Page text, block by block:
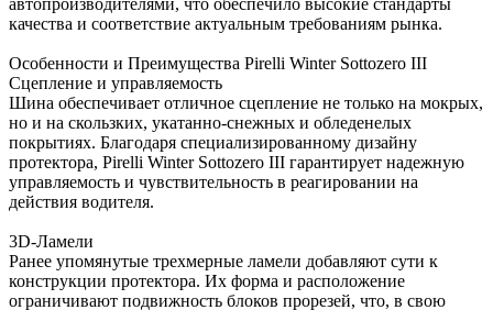
качества и соответствие актуальным требованиям рынка.
Особенности и Преимущества Pirelli Winter Sottozero III
Сцепление и управляемость
Шина обеспечивает отличное сцепление не только на мокрых,
но и на скользких, укатанно-снежных и обледенелых
покрытиях. Благодаря специализированному дизайну
протектора, Pirelli Winter Sottozero III гарантирует надежную
управляемость и чувствительность в реагировании на
действия водителя.
3D-Ламели
Ранее упомянутые трехмерные ламели добавляют сути к
конструкции протектора. Их форма и расположение
ограничивают подвижность блоков прорезей, что, в свою